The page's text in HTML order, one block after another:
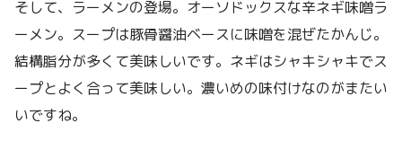
そして、ラーメンの登場。オーソドックスな辛ネギ味噌ラ
ーメン。スープは豚骨醤油ベースに味噌を混ぜたかんじ。
結構脂分が多くて美味しいです。ネギはシャキシャキでス
ープとよく合って美味しい。濃いめの味付けなのがまたい
いですね。